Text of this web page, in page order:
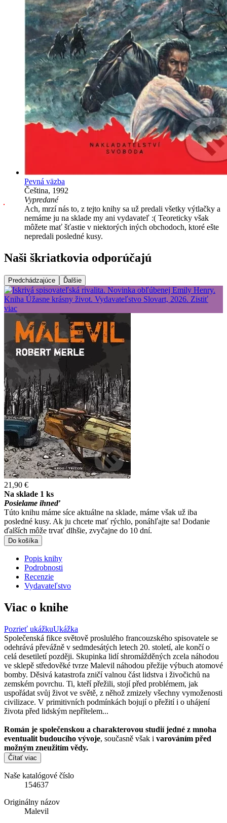
Pevná väzba
Čeština, 1992
Vypredané
Ach, mrzí nás to, z tejto knihy sa už predali všetky výtlačky a
nemáme ju na sklade my ani vydavateľ :( Teoreticky však
môžete mať šťastie v niektorých iných obchodoch, ktoré ešte
nepredali posledné kusy.
Naši škriatkovia odporúčajú
Predchádzajúce Ďalšie
21,90 €
Na sklade 1 ks
Posielame ihneď
Túto knihu máme síce aktuálne na sklade, máme však už iba
posledné kusy. Ak ju chcete mať rýchlo, ponáhľajte sa! Dodanie
ďalších môže trvať dlhšie, zvyčajne do 10 dní.
Do košíka
Popis knihy
Podrobnosti
Recenzie
Vydavateľstvo
Viac o knihe
Pozrieť ukážkuUkážka
Společenská fikce světově proslulého francouzského spisovatele se
odehrává převážně v sedmdesátých letech 20. století, ale končí o
celá desetiletí později. Skupinka lidí shromážděných zcela náhodou
ve sklepě středověké tvrze Malevil náhodou přežije výbuch atomové
bomby. Děsivá katastrofa zničí valnou část lidstva i živočichů na
zemském povrchu. Ti, kteří přežili, stojí před problémem, jak
uspořádat svůj život ve světě, z něhož zmizely všechny vymoženosti
civilizace. V primitivních podmínkách bojují o přežití i o uhájení
života před lidským nepřítelem...
Román je společenskou a charakterovou studií jedné z mnoha
eventualit budoucího vývoje, současně však i varováním před
možným zneužitím vědy.
Čítať viac
Naše katalógové číslo
154637
Originálny názov
Malevil